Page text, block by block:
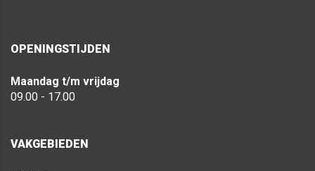
OPENINGSTIJDEN
Maandag t/m vrijdag
09.00 - 17.00
VAKGEBIEDEN